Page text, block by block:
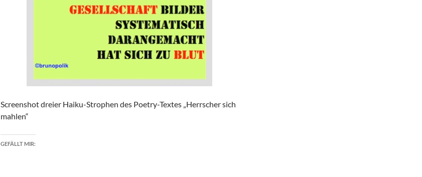
Screenshot dreier Haiku-Strophen des Poetry-Textes „Herrscher sich
mahlen“
GEFÄLLT MIR: